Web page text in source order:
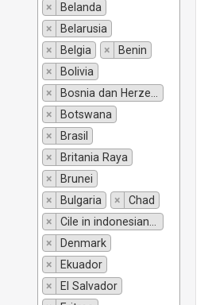
×
Belanda
×
Belarusia
×
Belgia ×
Benin
×
Bolivia
×
Bosnia dan Herzegovina
×
Botswana
×
Brasil
×
Britania Raya
×
Brunei
×
Bulgaria ×
Chad
×
Cile in indonesiano si traduce "Chili".
×
Denmark
×
Ekuador
×
El Salvador